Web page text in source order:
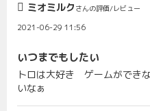
ミオミルク さんの評価/レビュー
2021-06-29 11:56
いつまでもしたい
トロは大好き ゲームができ
いなぁ